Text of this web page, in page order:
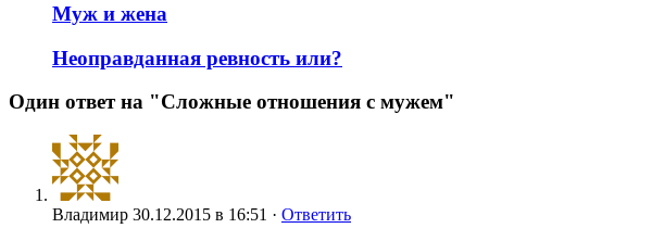
Муж и жена
Неоправданная ревность или?
Один ответ на "Сложные отношения с мужем"
Владимир 30.12.2015 в 16:51 · Ответить